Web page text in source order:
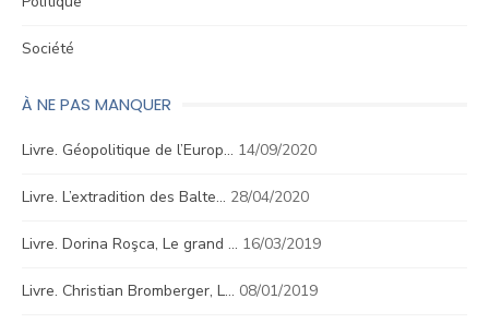
Société
À NE PAS MANQUER
Livre. Géopolitique de l’Europ… 14/09/2020
Livre. L’extradition des Balte… 28/04/2020
Livre. Dorina Roşca, Le grand … 16/03/2019
Livre. Christian Bromberger, L… 08/01/2019